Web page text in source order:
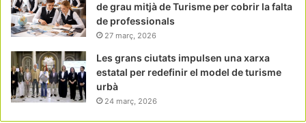
de grau mitjà de Turisme per cobrir la falta
de professionals
27 març, 2026
Les grans ciutats impulsen una xarxa
estatal per redefinir el model de turisme
urbà
24 març, 2026